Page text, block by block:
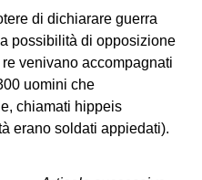
di dichiarare guerra
possibilità di opposizione
venivano accompagnati
uomini che
chiamati hippeis
erano soldati appiedati).